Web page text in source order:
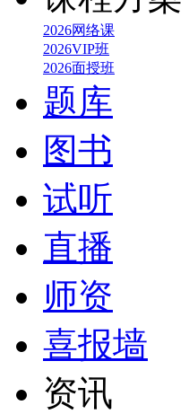
2026网络课
2026VIP班
2026面授班
题库
图书
试听
直播
师资
喜报墙
资讯